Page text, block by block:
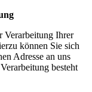
Verarbeitung Ihrer
können Sie sich
Adresse an uns
besteht